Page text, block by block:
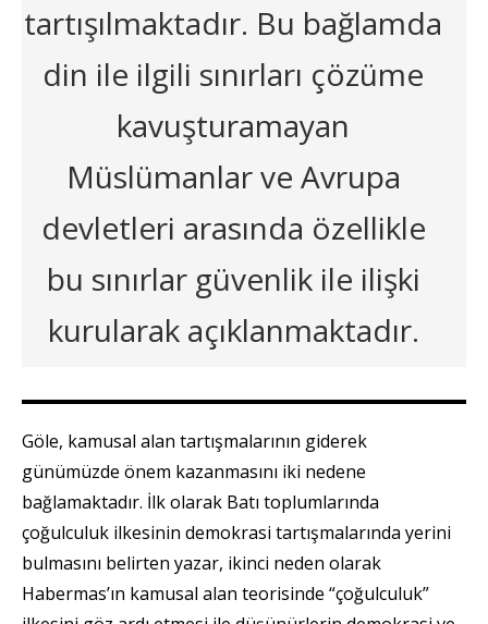
tartışılmaktadır. Bu bağlamda
din ile ilgili sınırları çözüme
kavuşturamayan
Müslümanlar ve Avrupa
devletleri arasında özellikle
bu sınırlar güvenlik ile ilişki
kurularak açıklanmaktadır.
Göle, kamusal alan tartışmalarının giderek
günümüzde önem kazanmasını iki nedene
bağlamaktadır. İlk olarak Batı toplumlarında
çoğulculuk ilkesinin demokrasi tartışmalarında yerini
bulmasını belirten yazar, ikinci neden olarak
Habermas’ın kamusal alan teorisinde “çoğulculuk”